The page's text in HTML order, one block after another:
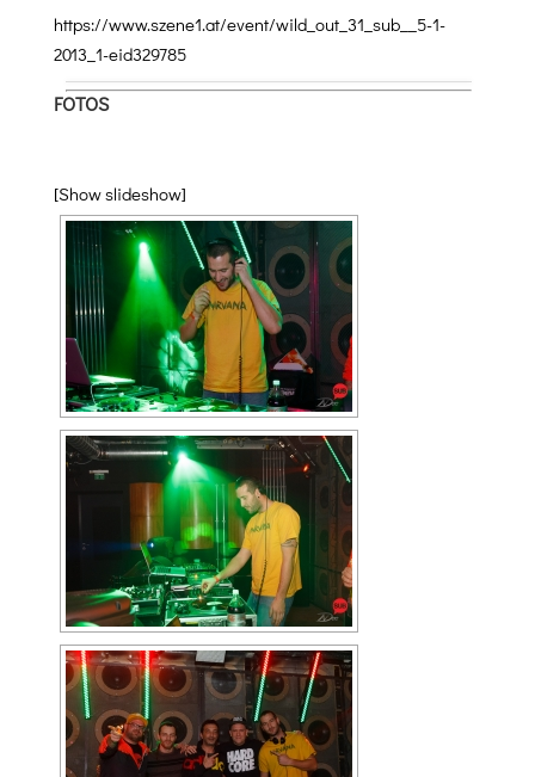
https://www.szene1.at/event/wild_out_31_sub__5-1-
2013_1-eid329785
FOTOS
[Show slideshow]